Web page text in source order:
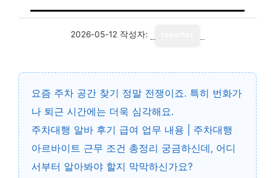
2026-05-12 작성자:
요즘 주차 공간 찾기 정말 전쟁이죠. 특히 번화가
나 퇴근 시간에는 더욱 심각해요.
주차대행 알바 후기 급여 업무 내용 | 주차대행
아르바이트 근무 조건 총정리 궁금하신데, 어디
서부터 알아봐야 할지 막막하신가요?